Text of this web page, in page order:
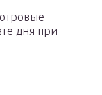
дня при